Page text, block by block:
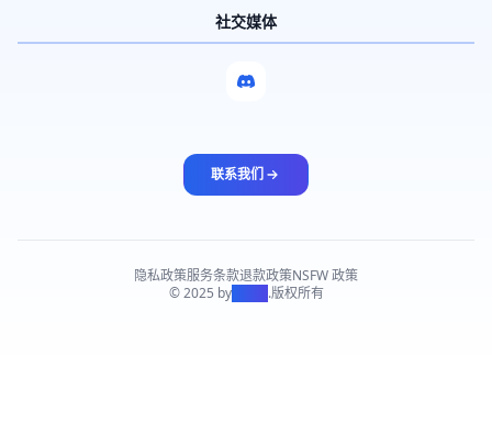
社交媒体
联系我们
隐私政策服务条款退款政策NSFW 政策
© 2025 byPiAPI .版权所有